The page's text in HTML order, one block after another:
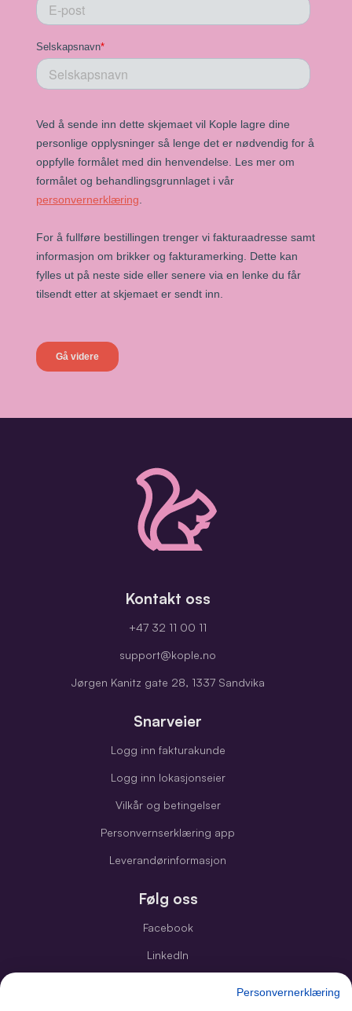
Kontakt oss
+47 32 11 00 11
support@kople.no
Jørgen Kanitz gate 28, 1337 Sandvika
Snarveier
Logg inn fakturakunde
Logg inn lokasjonseier
Vilkår og betingelser
Personvernserklæring app
Leverandørinformasjon
Følg oss
Facebook
LinkedIn
Personvernerklæring